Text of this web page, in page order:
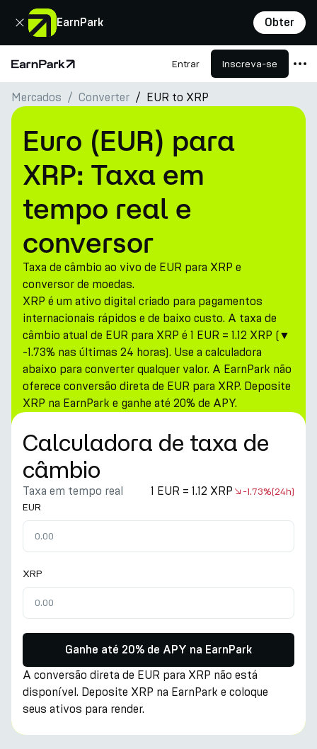
EarnPark Obter
Fechar
Página Inicial Entrar Inscreva-se
Produtos
Mercados
Calculadoras
PARK Token
Recursos
Empresa
Mercados Converter EUR to XRP
Euro (EUR) para
XRP: Taxa em
tempo real e
conversor
Taxa de câmbio ao vivo de EUR para XRP e
conversor de moedas.
XRP é um ativo digital criado para pagamentos
internacionais rápidos e de baixo custo. A taxa de
câmbio atual de EUR para XRP é 1 EUR = 1.12 XRP (▼
-1.73% nas últimas 24 horas). Use a calculadora
abaixo para converter qualquer valor. A EarnPark não
oferece conversão direta de EUR para XRP. Deposite
XRP na EarnPark e ganhe até 20% de APY.
Calculadora de taxa de
câmbio
Taxa em tempo real 1 EUR = 1.12 XRP -1.73%(24h)
EUR
XRP
Ganhe até 20% de APY na EarnPark
A conversão direta de EUR para XRP não está
disponível. Deposite XRP na EarnPark e coloque
seus ativos para render.